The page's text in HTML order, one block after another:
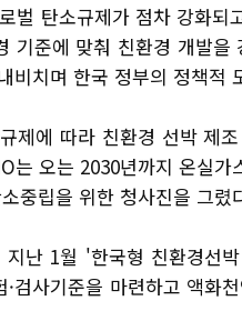
벌 탄소규제가 점차 강화
기준에 맞춰 친환경 개발
비치며 한국 정부의 정책적
제에 따라 친환경 선박 제
는 오는 2030년까지 온실
중립을 위한 청사진을 그렸
난 1월 '한국형 친환경선
·검사기준을 마련하고 액화